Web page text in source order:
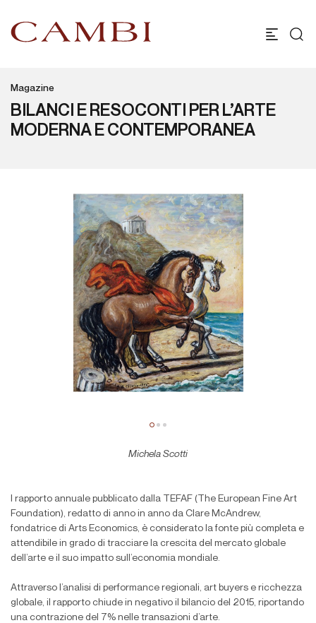
Magazine
BILANCI E RESOCONTI PER L’ARTE
MODERNA E CONTEMPORANEA
Michela Scotti
l rapporto annuale pubblicato dalla TEFAF (The European Fine Art
Foundation), redatto di anno in anno da Clare McAndrew,
fondatrice di Arts Economics, è considerato la fonte più completa e
attendibile in grado di tracciare la crescita del mercato globale
dell’arte e il suo impatto sull’economia mondiale.
Attraverso l’analisi di performance regionali, art buyers e ricchezza
globale, il rapporto chiude in negativo il bilancio del 2015, riportando
una contrazione del 7% nelle transazioni d’arte.